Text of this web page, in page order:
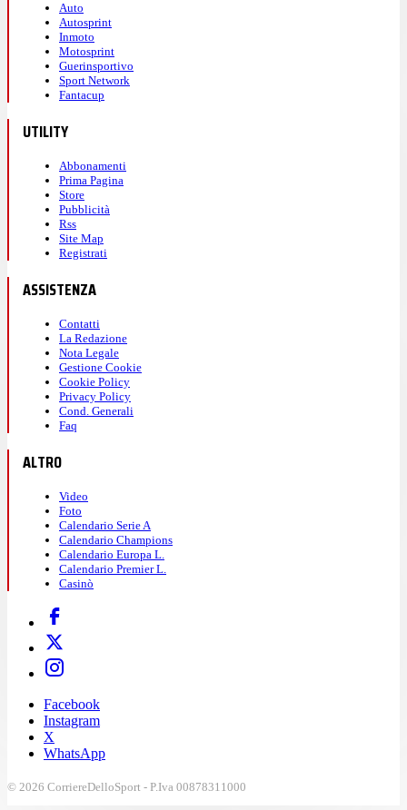
Auto
Autosprint
Inmoto
Motosprint
Guerinsportivo
Sport Network
Fantacup
UTILITY
Abbonamenti
Prima Pagina
Store
Pubblicità
Rss
Site Map
Registrati
ASSISTENZA
Contatti
La Redazione
Nota Legale
Gestione Cookie
Cookie Policy
Privacy Policy
Cond. Generali
Faq
ALTRO
Video
Foto
Calendario Serie A
Calendario Champions
Calendario Europa L.
Calendario Premier L.
Casinò
Facebook
Instagram
X
WhatsApp
© 2026 CorriereDelloSport - P.Iva 00878311000